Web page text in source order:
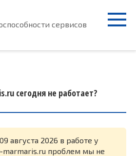
сервисов
сегодня не работает?
августа 2026 в работе у
marmaris.ru проблем мы не